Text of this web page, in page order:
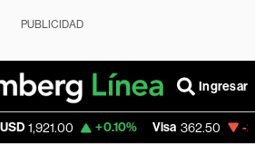
PUBLICIDAD
Ingresar
+0.10% Visa 362.50 -2.15%